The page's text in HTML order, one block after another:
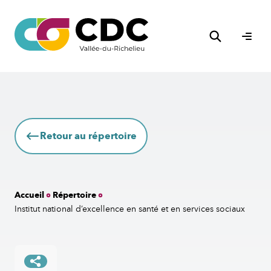
contenuRechercher
Retour au répertoire
Accueil
Répertoire
Institut national d’excellence en santé et en services sociaux